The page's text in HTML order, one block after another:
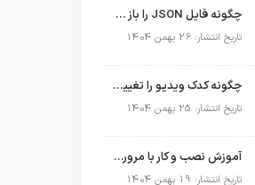
چگونه فایل JSON را باز کنیم؟
تاریخ انتشار: 26 بهمن 1404
چگونه کدک ویدیو را تغییر دهیم؟
تاریخ انتشار: 25 بهمن 1404
آموزش نصب و کار با مرورگر Aloha Browser
تاریخ انتشار: 19 بهمن 1404